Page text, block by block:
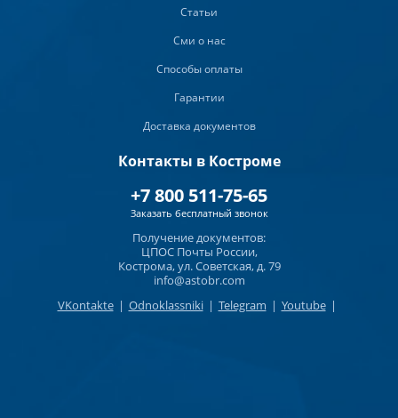
Статьи
Сми о нас
Способы оплаты
Гарантии
Доставка документов
Контакты в Костроме
+7 800 511-75-65
Заказать бесплатный звонок
Получение документов:
ЦПОС Почты России,
Кострома, ул. Советская, д. 79
info@astobr.com
VKontakte | Odnoklassniki | Telegram | Youtube |